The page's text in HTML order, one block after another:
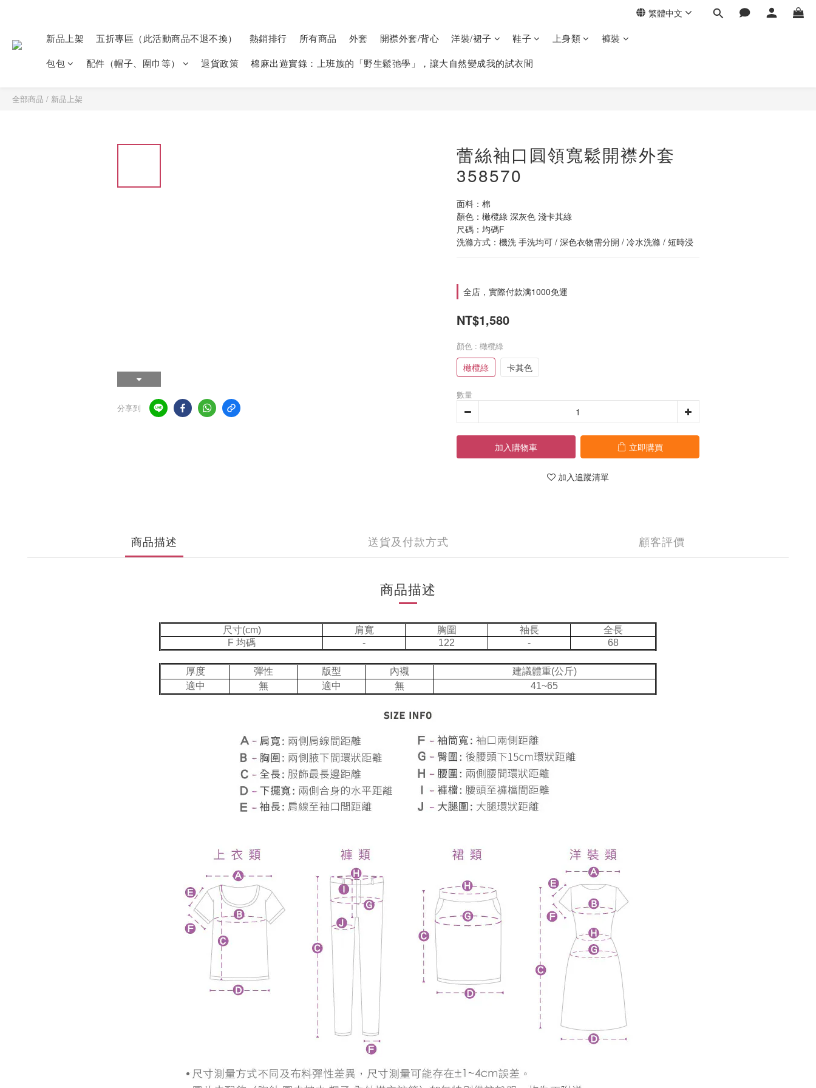
繁體中文
新品上架 五折專區（此活動商品不退不換） 熱銷排行 所有商品 外套 開襟外套/背心 洋裝/裙子 鞋子 上身類
褲裝
包包
配件（帽子、圍巾等） 退貨政策 棉麻出遊實錄：上班族的「野生鬆弛學」，讓大自然變成我的試衣間
全部商品 / 新品上架
分享到
蕾絲袖口圓領寬鬆開襟外套
358570
面料：棉
顏色：橄欖綠 深灰色 淺卡其綠
尺碼：均碼F
洗滌方式：機洗 手洗均可 / 深色衣物需分開 / 冷水洗滌 / 短時浸
全店，實際付款满1000免運
NT$1,580
顏色 : 橄欖綠
橄欖綠 卡其色
數量
加入購物車 立即購買
加入追蹤清單
商品描述 送貨及付款方式 顧客評價
商品描述
尺寸(cm) 肩寬 胸圍 袖長
全長
F 均碼
- 122 - 68
厚度 彈性 版型 內襯
建議體重(公斤)
適中
無 適中 無 41~65